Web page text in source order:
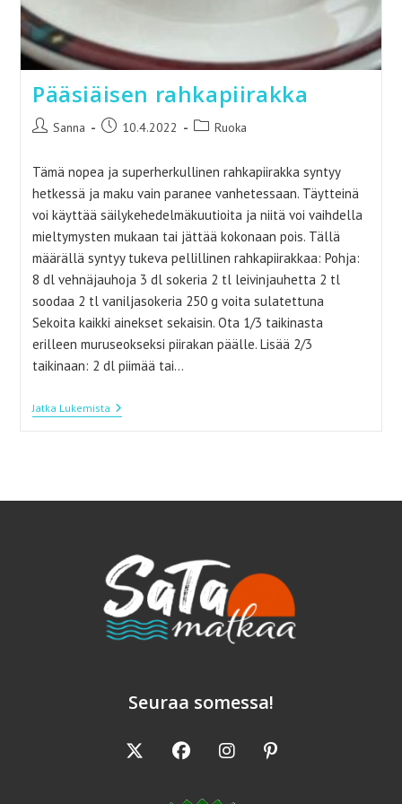
Pääsiäisen rahkapiirakka
Artikkelin
Sanna
Artikkeli10.4.2022
Artikkelin
Ruoka
Tämä nopea ja superherkullinen rahkapiirakka syntyy
hetkessä ja maku vain paranee vanhetessaan. Täytteinä
voi käyttää säilykehedelmäkuutioita ja niitä voi vaihdella
mieltymysten mukaan tai jättää kokonaan pois. Tällä
määrällä syntyy tukeva pellillinen rahkapiirakkaa: Pohja:
8 dl vehnäjauhoja 3 dl sokeria 2 tl leivinjauhetta 2 tl
soodaa 2 tl vaniljasokeria 250 g voita sulatettuna
Sekoita kaikki ainekset sekaisin. Ota 1/3 taikinasta
erilleen muruseokseksi piirakan päälle. Lisää 2/3
taikinaan: 2 dl piimää tai…
Jatka LukemistaPääsiäisen
Rahkapiirakka
Seuraa somessa!